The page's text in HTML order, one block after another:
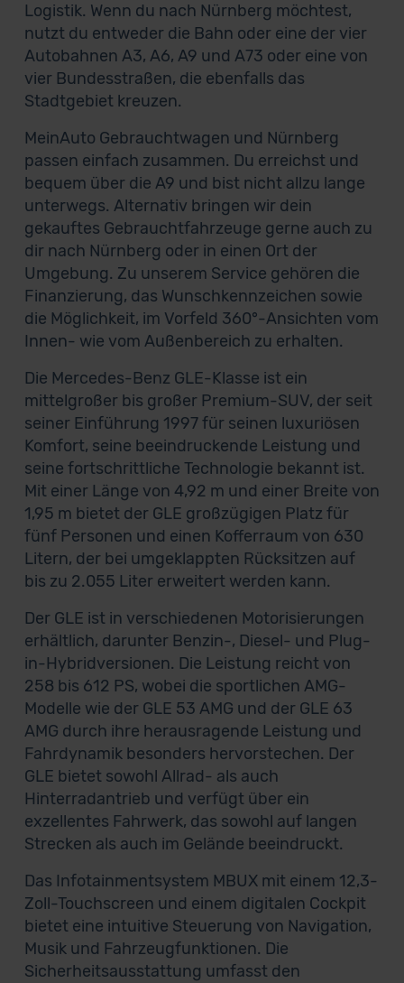
Logistik. Wenn du nach Nürnberg möchtest,
nutzt du entweder die Bahn oder eine der vier
Autobahnen A3, A6, A9 und A73 oder eine von
vier Bundesstraßen, die ebenfalls das
Stadtgebiet kreuzen.
MeinAuto Gebrauchtwagen und Nürnberg
passen einfach zusammen. Du erreichst und
bequem über die A9 und bist nicht allzu lange
unterwegs. Alternativ bringen wir dein
gekauftes Gebrauchtfahrzeuge gerne auch zu
dir nach Nürnberg oder in einen Ort der
Umgebung. Zu unserem Service gehören die
Finanzierung, das Wunschkennzeichen sowie
die Möglichkeit, im Vorfeld 360°-Ansichten vom
Innen- wie vom Außenbereich zu erhalten.
Die Mercedes-Benz GLE-Klasse ist ein
mittelgroßer bis großer Premium-SUV, der seit
seiner Einführung 1997 für seinen luxuriösen
Komfort, seine beeindruckende Leistung und
seine fortschrittliche Technologie bekannt ist.
Mit einer Länge von 4,92 m und einer Breite von
1,95 m bietet der GLE großzügigen Platz für
fünf Personen und einen Kofferraum von 630
Litern, der bei umgeklappten Rücksitzen auf
bis zu 2.055 Liter erweitert werden kann.
Der GLE ist in verschiedenen Motorisierungen
erhältlich, darunter Benzin-, Diesel- und Plug-
in-Hybridversionen. Die Leistung reicht von
258 bis 612 PS, wobei die sportlichen AMG-
Modelle wie der GLE 53 AMG und der GLE 63
AMG durch ihre herausragende Leistung und
Fahrdynamik besonders hervorstechen. Der
GLE bietet sowohl Allrad- als auch
Hinterradantrieb und verfügt über ein
exzellentes Fahrwerk, das sowohl auf langen
Strecken als auch im Gelände beeindruckt.
Das Infotainmentsystem MBUX mit einem 12,3-
Zoll-Touchscreen und einem digitalen Cockpit
bietet eine intuitive Steuerung von Navigation,
Musik und Fahrzeugfunktionen. Die
Sicherheitsausstattung umfasst den